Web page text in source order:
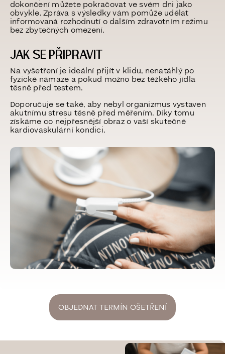
dokončení můžete pokračovat ve svém dni jako
obvykle. Zpráva s výsledky vám pomůže udělat
informovaná rozhodnutí o dalším zdravotním režimu
bez zbytečných omezení.
JAK SE PŘIPRAVIT
Na vyšetření je ideální přijítv klidu, nenatáhlý po
fyzické námaze a pokud možno bez těžkého jídla
těsně před testem.
Doporučuje se také, aby nebyl organizmus vystaven
akutnímu stresu těsně před měřením. Díky tomu
získáme co nejpřesnější obraz o vaší skutečné
kardiovaskulární kondici.
OBJEDNAT TERMÍN OŠETŘENÍ